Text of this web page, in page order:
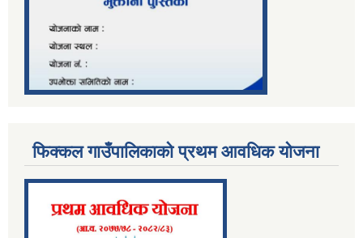
फिक्कल गाउँपालिकाको प्रथम आवधिक योजना